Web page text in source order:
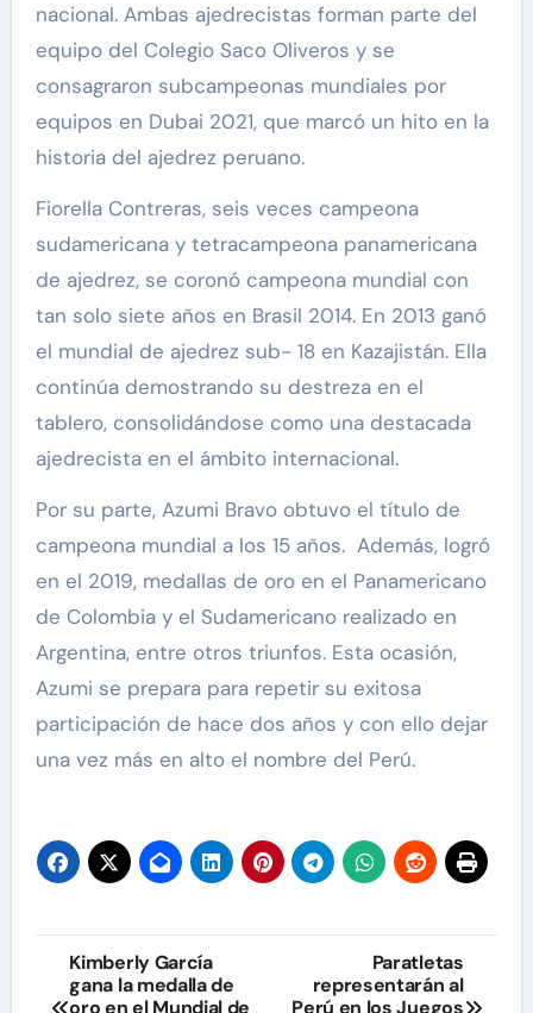
nacional. Ambas ajedrecistas forman parte del
equipo del Colegio Saco Oliveros y se
consagraron subcampeonas mundiales por
equipos en Dubai 2021, que marcó un hito en la
historia del ajedrez peruano.
Fiorella Contreras, seis veces campeona
sudamericana y tetracampeona panamericana
de ajedrez, se coronó campeona mundial con
tan solo siete años en Brasil 2014. En 2013 ganó
el mundial de ajedrez sub- 18 en Kazajistán. Ella
continúa demostrando su destreza en el
tablero, consolidándose como una destacada
ajedrecista en el ámbito internacional.
Por su parte, Azumi Bravo obtuvo el título de
campeona mundial a los 15 años. Además, logró
en el 2019, medallas de oro en el Panamericano
de Colombia y el Sudamericano realizado en
Argentina, entre otros triunfos. Esta ocasión,
Azumi se prepara para repetir su exitosa
participación de hace dos años y con ello dejar
una vez más en alto el nombre del Perú.
Navegación
Kimberly García
gana la medalla de
Paratletas
representarán al